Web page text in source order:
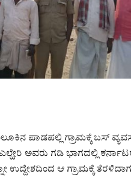
ಪಾಡಪಲ್ಲಿ ಗ್ರಾಮಕ್ಕೆ ಬಸ್
ಅವರು ಗಡಿ ಭಾಗದಲ್ಲಿ
ಆ ಗ್ರಾಮಕ್ಕೆ ತೆರಳಿದಾಗ